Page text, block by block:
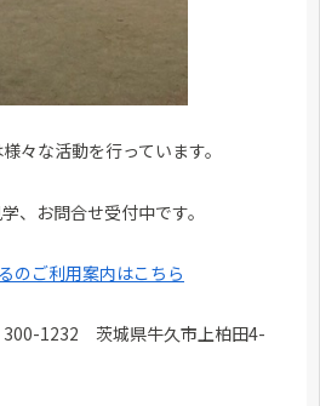
々な活動を行っています。
、お問合せ受付中です。
のご利用案内はこちら
1232 茨城県牛久市上柏田4-